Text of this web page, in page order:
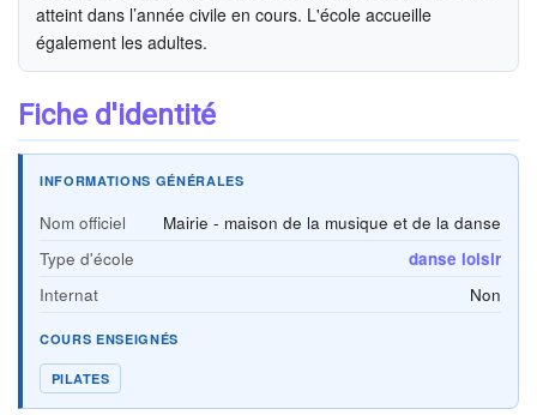
atteint dans l’année civile en cours. L'école accueille
également les adultes.
Fiche d'identité
INFORMATIONS GÉNÉRALES
Nom officiel
Mairie - maison de la musique et de la danse
Type d'école
danse loisir
Internat
Non
COURS ENSEIGNÉS
PILATES